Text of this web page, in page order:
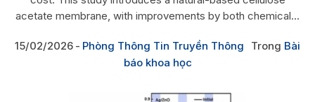
acetate membrane, with improvements by both chemical...
15/02/2026 Phòng Thông Tin Truyền Thông Trong Bài
báo khoa học